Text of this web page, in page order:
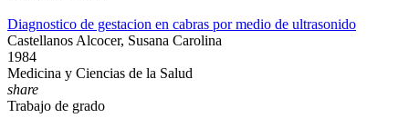
Diagnostico de gestacion en cabras por medio de ultrasonido
Castellanos Alcocer, Susana Carolina
1984
Medicina y Ciencias de la Salud
share
Trabajo de grado